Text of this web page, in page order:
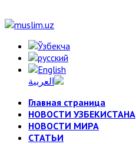
Главная страница
НОВОСТИ УЗБЕКИСТАНА
НОВОСТИ МИРА
СТАТЬИ